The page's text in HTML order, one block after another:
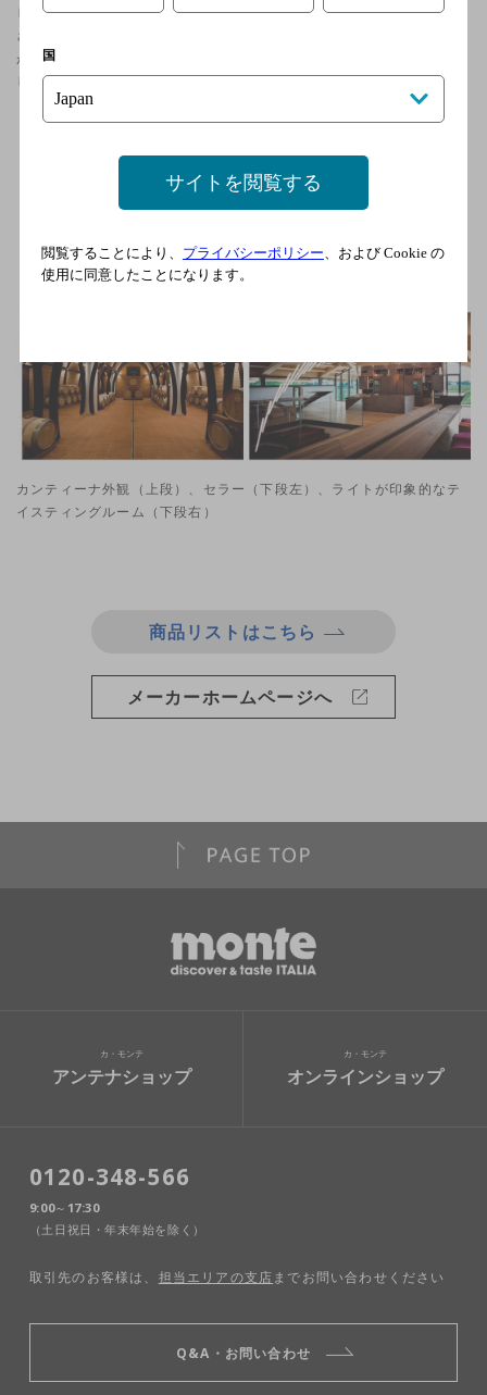
しています。
さらに2021年版「ガンベロ・ロッソ誌」では、同じくピノ・ビアンコ
が特別賞のベストコストパフォーマンス賞(2019ヴィンテージ)を受賞
し、ますますその存在を知らしめることになりました。
カンティーナ外観（上段）、セラー（下段左）、ライトが印象的なテ
イスティングルーム（下段右）
商品リストはこちら
メーカーホームページへ
アンテナショップ
カ・モンテ
オンラインショップ
カ・モンテ
0120-348-566
9:00～17:30
（土日祝日・年末年始を除く）
取引先のお客様は、 担当エリアの支店までお問い合わせください
Q&A・お問い合わせ
国
サイトを閲覧する
閲覧することにより、 プライバシーポリシー、および Cookie の
使用に同意したことになります。